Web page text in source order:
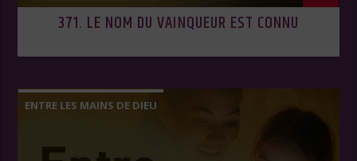
371. LE NOM DU VAINQUEUR EST CONNU
ENTRE LES MAINS DE DIEU